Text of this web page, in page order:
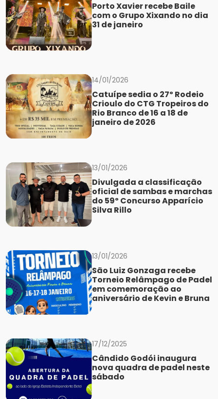
Porto Xavier recebe Baile
com o Grupo Xixando no dia
31 de janeiro
14/01/2026
Catuípe sedia o 27º Rodeio
Crioulo do CTG Tropeiros do
Rio Branco de 16 a 18 de
janeiro de 2026
13/01/2026
Divulgada a classificação
oficial de sambas e marchas
do 59º Concurso Apparício
Silva Rillo
13/01/2026
São Luiz Gonzaga recebe
Torneio Relâmpago de Padel
em comemoração ao
aniversário de Kevin e Bruna
17/12/2025
Cândido Godói inaugura
nova quadra de padel neste
sábado